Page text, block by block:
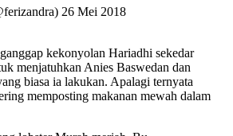
26 Mei 2018
kekonyolan Hariadhi sekedar
menjatuhkan Anies Baswedan dan
biasa ia lakukan. Apalagi ternyata
memposting makanan mewah dalam